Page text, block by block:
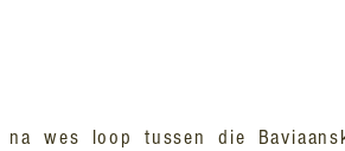
wes loop tussen die